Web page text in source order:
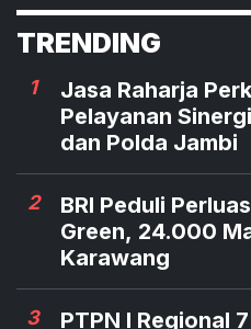
TRENDING
1
Jasa Raharja
Pelayanan
dan Polda Jambi
2
BRI Peduli
Green, 24.000
Karawang
3
PTPN I Regional